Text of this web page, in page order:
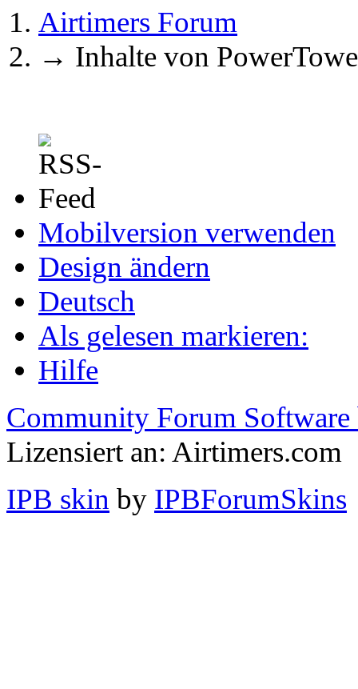
Airtimers Forum
→ Inhalte von
Mobilversion verwenden
Design ändern
Deutsch
Als gelesen markieren:
Hilfe
Community Forum Software
Lizensiert an: Airtimers.com
IPB skin by IPBForumSkins